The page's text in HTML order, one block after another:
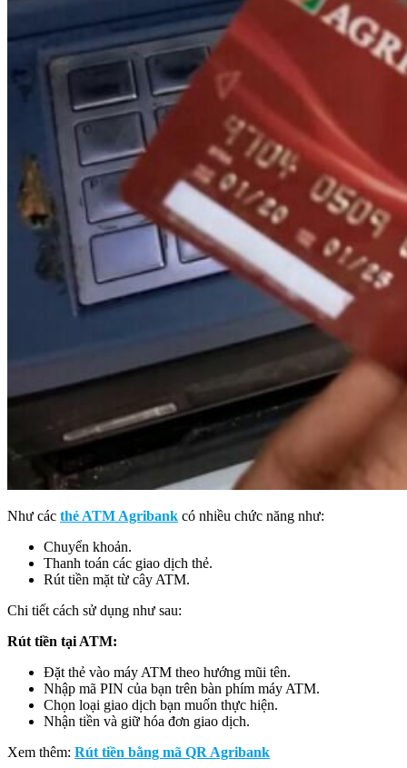
Như các thẻ ATM Agribank có nhiều chức năng như:
Chuyển khoản.
Thanh toán các giao dịch thẻ.
Rút tiền mặt từ cây ATM.
Chi tiết cách sử dụng như sau:
Rút tiền tại ATM:
Đặt thẻ vào máy ATM theo hướng mũi tên.
Nhập mã PIN của bạn trên bàn phím máy ATM.
Chọn loại giao dịch bạn muốn thực hiện.
Nhận tiền và giữ hóa đơn giao dịch.
Xem thêm: Rút tiền bằng mã QR Agribank